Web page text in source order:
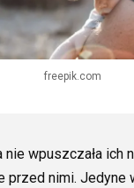
freepik.com
nie wpuszczała ich
przed nimi. Jedyne